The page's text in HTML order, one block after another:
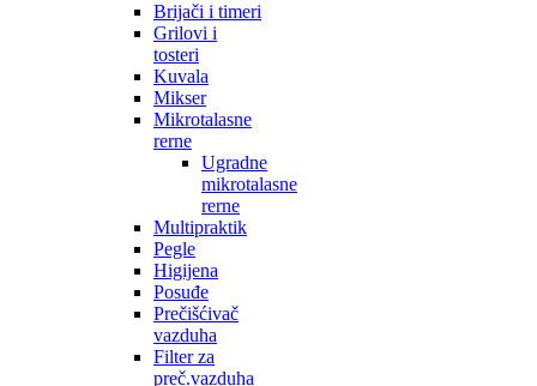
Brijači i timeri
Grilovi i
tosteri
Kuvala
Mikser
Mikrotalasne
rerne
Ugradne
mikrotalasne
rerne
Multipraktik
Pegle
Higijena
Posuđe
Prečišćivač
vazduha
Filter za
preč.vazduha